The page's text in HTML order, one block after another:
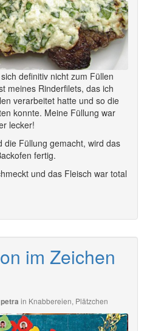
definitiv nicht zum Füllen
meines Rinderfilets, das ich
verarbeitet hatte und so die
konnte. Meine Füllung war
lecker!
die Füllung gemacht, wird das
fertig.
und das Fleisch war total
im Zeichen
petra in Knabbereien, Plätzchen